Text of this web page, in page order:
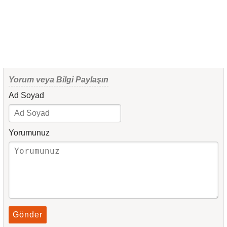
Yorum veya Bilgi Paylaşın
Ad Soyad
Yorumunuz
Gönder